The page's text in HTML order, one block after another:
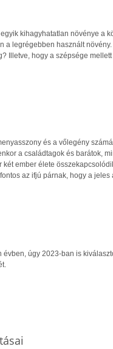
kihagyhatatlan növénye a
a legrégebben használt
Illetve, hogy a szépsége
és a vőlegény
a családtagok és barátok,
két ember élete
az ifjú párnak, hogy a
évben, úgy 2023-ban is